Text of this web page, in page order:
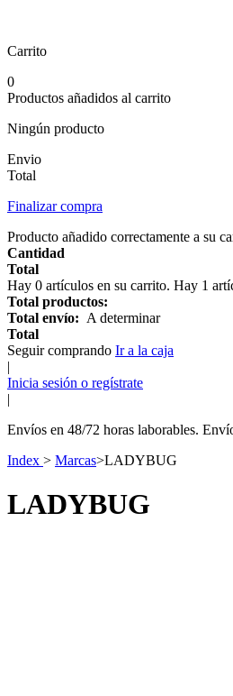
Carrito
0
Productos añadidos al carrito
Ningún producto
Envio
Total
Finalizar compra
Producto añadido correctamente a su
Cantidad
Total
Hay 0 artículos en su carrito. Hay 1
Total productos:
Total envío: A determinar
Total
Seguir comprando Ir a la caja
|
Inicia sesión o regístrate
|
Envíos en 48/72 horas laborables.
Index > Marcas>LADYBUG
LADYBUG